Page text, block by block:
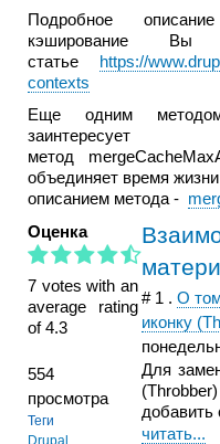
Подробное
кэширование
статье https://
contexts
Еще одним
метод
объединяет время
описанием метода -
Оценка
7 votes with an
average rating
of 4.3
554
просмотра
Теги
Drupal
# 1 .О
иконку
Для
читать...